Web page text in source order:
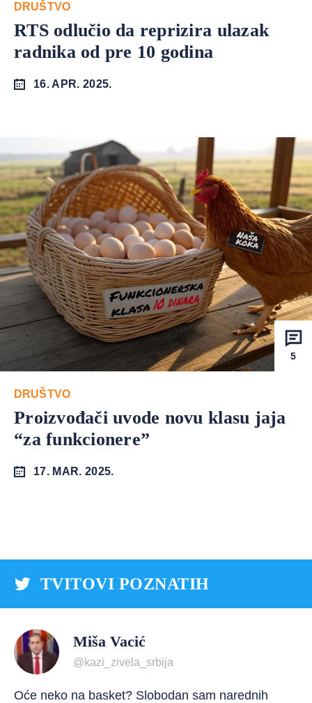
DRUŠTVO
RTS odlučio da reprizira ulazak
radnika od pre 10 godina
16. APR. 2025.
5
DRUŠTVO
Proizvođači uvode novu klasu jaja
“za funkcionere”
17. MAR. 2025.
TVITOVI POZNATIH
Miša Vacić
@kazi_zivela_srbija
Oće neko na basket? Slobodan sam narednih